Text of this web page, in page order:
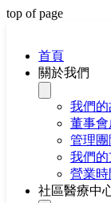
top of page
首頁
關於我們
我們
董事會
管理團
我們
營業
社區醫療中